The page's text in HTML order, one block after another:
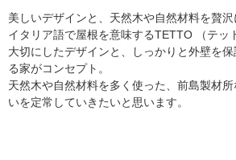
美しいデザインと、天然木や自然材料を贅
イタリア語で屋根を意味するTETTO （テ
大切にしたデザインと、しっかりと外壁を
る家がコンセプト。
天然木や自然材料を多く使った、前島製材
いを定常していきたいと思います。